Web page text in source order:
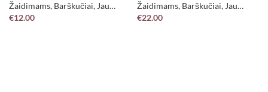
Žaidimams, Barškučiai, Jau
pagaminta !
€12.00
Žaidimams, Barškučiai, Jau
pagaminta !
€22.00